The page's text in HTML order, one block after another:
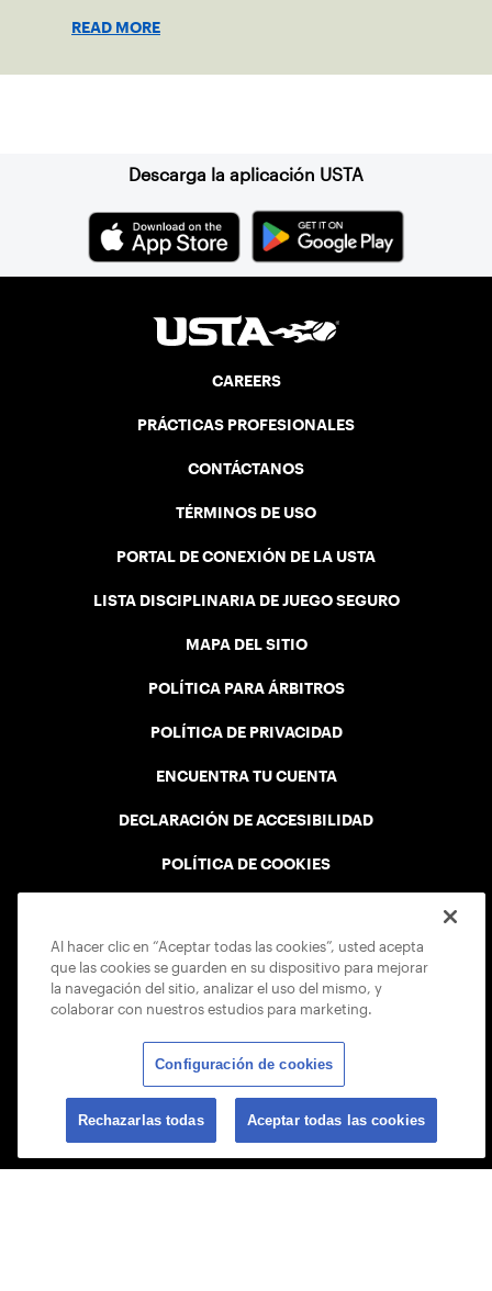
READ MORE
Descarga la aplicación USTA
CAREERS
PRÁCTICAS PROFESIONALES
CONTÁCTANOS
TÉRMINOS DE USO
PORTAL DE CONEXIÓN DE LA USTA
LISTA DISCIPLINARIA DE JUEGO SEGURO
MAPA DEL SITIO
POLÍTICA PARA ÁRBITROS
POLÍTICA DE PRIVACIDAD
ENCUENTRA TU CUENTA
DECLARACIÓN DE ACCESIBILIDAD
POLÍTICA DE COOKIES
USTA APPS
Al hacer clic en “Aceptar todas las cookies”, usted acepta
que las cookies se guarden en su dispositivo para mejorar
la navegación del sitio, analizar el uso del mismo, y
colaborar con nuestros estudios para marketing.
Configuración de cookies
Rechazarlas todas Aceptar todas las cookies